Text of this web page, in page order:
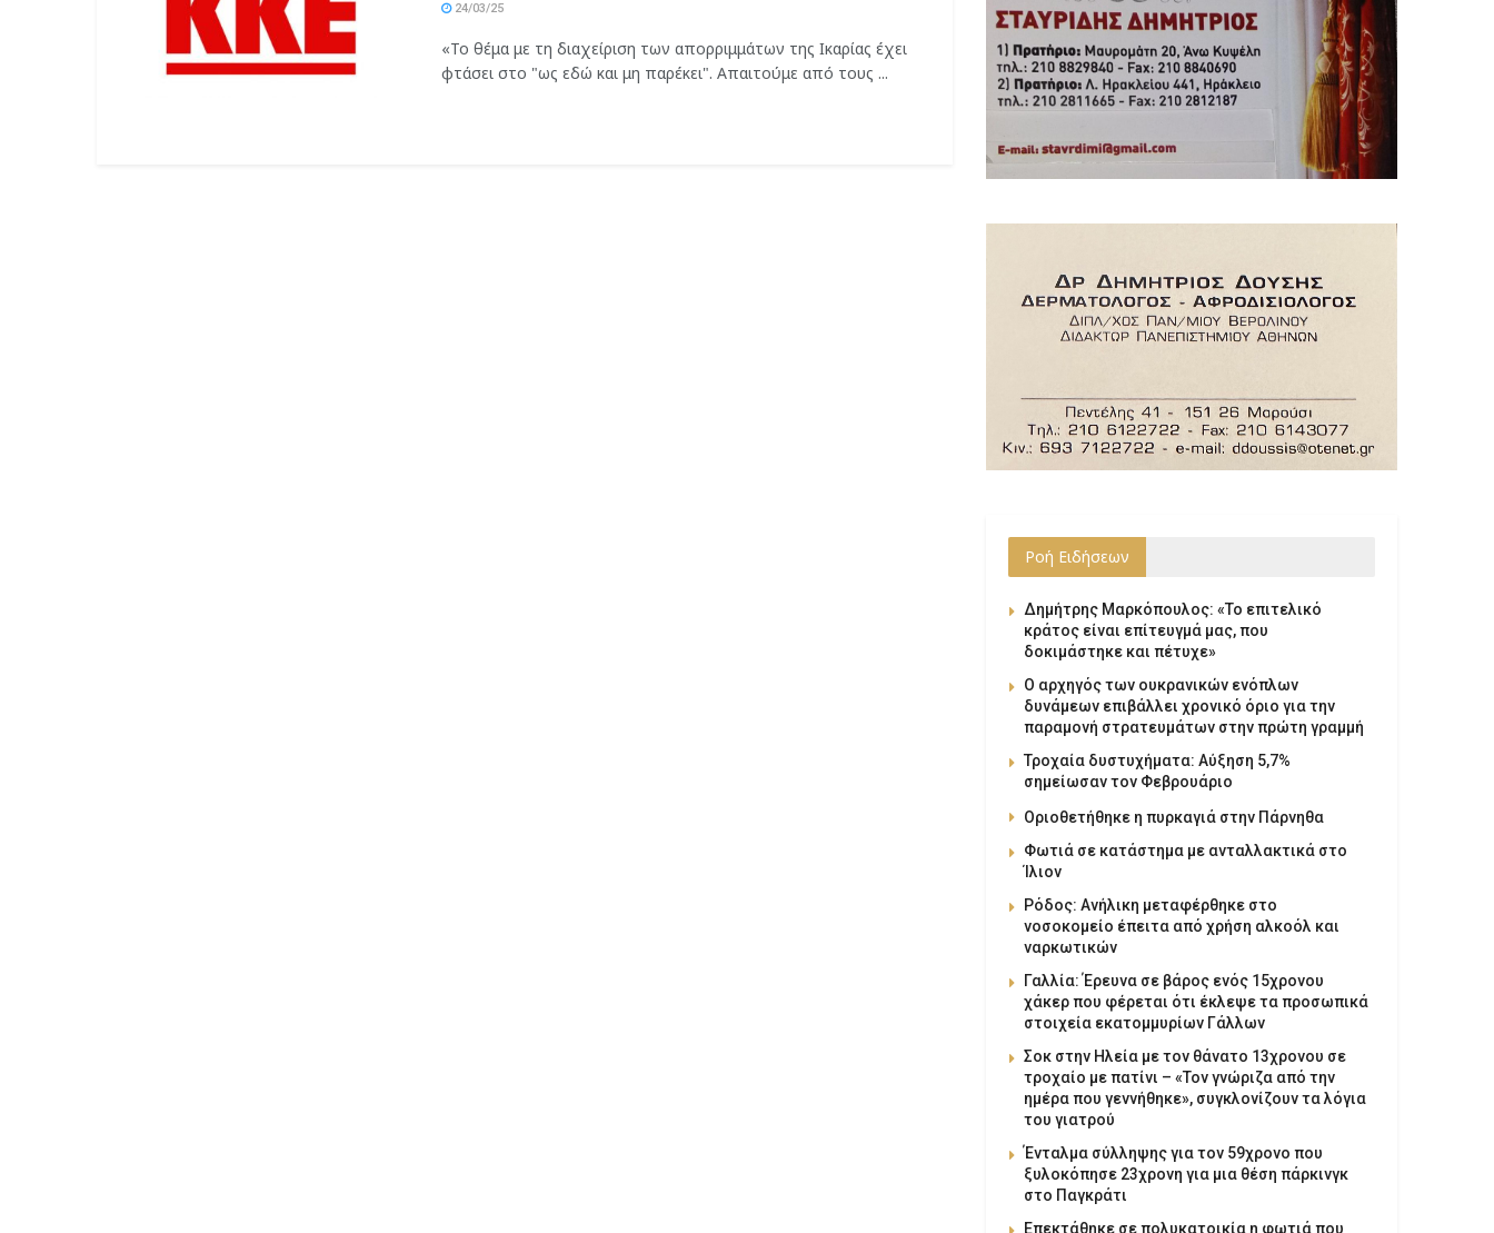
24/03/25
«Το θέμα με τη διαχείριση των απορριμμάτων της Ικαρίας έχει
φτάσει στο "ως εδώ και μη παρέκει". Απαιτούμε από τους ...
Ροή Ειδήσεων
Δημήτρης Μαρκόπουλος: «Το επιτελικό
κράτος είναι επίτευγμά μας, που
δοκιμάστηκε και πέτυχε»
Ο αρχηγός των ουκρανικών ενόπλων
δυνάμεων επιβάλλει χρονικό όριο για την
παραμονή στρατευμάτων στην πρώτη γραμμή
Τροχαία δυστυχήματα: Αύξηση 5,7%
σημείωσαν τον Φεβρουάριο
Οριοθετήθηκε η πυρκαγιά στην Πάρνηθα
Φωτιά σε κατάστημα με ανταλλακτικά στο
Ίλιον
Ρόδος: Ανήλικη μεταφέρθηκε στο
νοσοκομείο έπειτα από χρήση αλκοόλ και
ναρκωτικών
Γαλλία: Έρευνα σε βάρος ενός 15χρονου
χάκερ που φέρεται ότι έκλεψε τα προσωπικά
στοιχεία εκατομμυρίων Γάλλων
Σοκ στην Ηλεία με τον θάνατο 13χρονου σε
τροχαίο με πατίνι – «Τον γνώριζα από την
ημέρα που γεννήθηκε», συγκλονίζουν τα λόγια
του γιατρού
Ένταλμα σύλληψης για τον 59χρονο που
ξυλοκόπησε 23χρονη για μια θέση πάρκινγκ
στο Παγκράτι
Επεκτάθηκε σε πολυκατοικία η φωτιά που